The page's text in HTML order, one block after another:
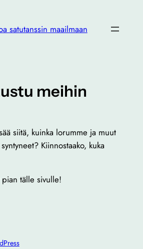
satutanssin maailmaan
meihin
siitä, kuinka lorumme ja muut
Kiinnostaako, kuka
tälle sivulle!